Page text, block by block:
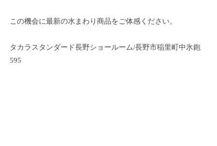
この機会に最新の水まわり商品をご体感ください。
タカラスタンダード長野ショールーム/長野市稲里町中氷鉋
595